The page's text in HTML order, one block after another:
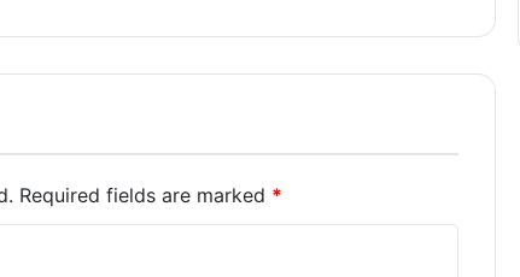
Required fields are marked *